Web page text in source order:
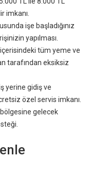
imkanı.
işe başladığınız
yapılması.
tüm yeme ve
tarafından eksiksiz
yerine gidiş ve
özel servis imkanı.
bölgesine gelecek